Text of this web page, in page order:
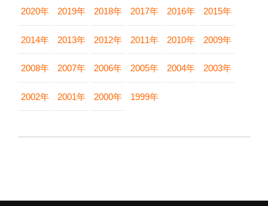
2020年 2019年 2018年 2017年 2016年 2015年
2014年 2013年 2012年 2011年 2010年 2009年
2008年 2007年 2006年 2005年 2004年 2003年
2002年 2001年 2000年 1999年